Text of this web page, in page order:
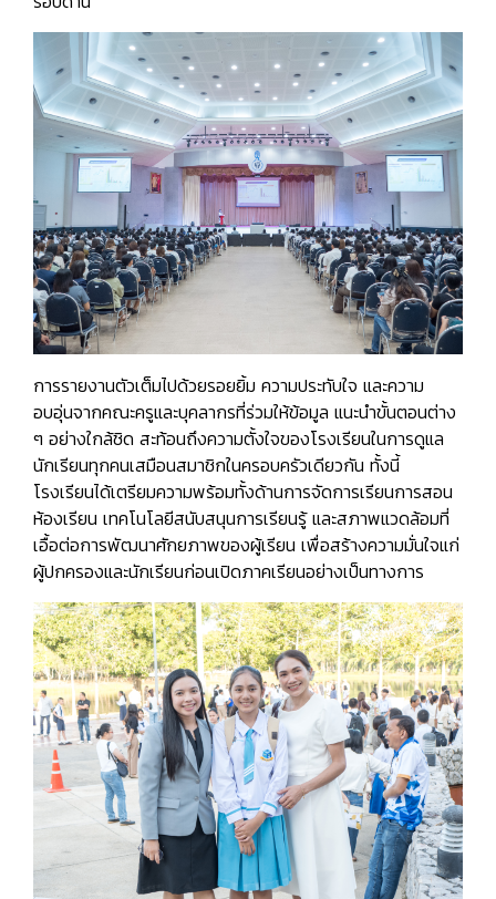
การรายงานตัวเต็มไปด้วยรอยยิ้ม ความประทับใจ และความ
อบอุ่นจากคณะครูและบุคลากรที่ร่วมให้ข้อมูล แนะนำขั้นตอนต่าง
ๆ อย่างใกล้ชิด สะท้อนถึงความตั้งใจของโรงเรียนในการดูแล
นักเรียนทุกคนเสมือนสมาชิกในครอบครัวเดียวกัน ทั้งนี้
โรงเรียนได้เตรียมความพร้อมทั้งด้านการจัดการเรียนการสอน
ห้องเรียน เทคโนโลยีสนับสนุนการเรียนรู้ และสภาพแวดล้อมที่
เอื้อต่อการพัฒนาศักยภาพของผู้เรียน เพื่อสร้างความมั่นใจแก่
ผู้ปกครองและนักเรียนก่อนเปิดภาคเรียนอย่างเป็นทางการ